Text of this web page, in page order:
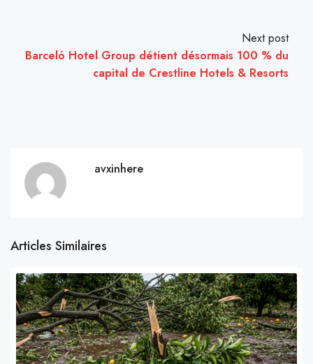
Next post
Barceló Hotel Group détient désormais 100 % du
capital de Crestline Hotels & Resorts
avxinhere
Articles Similaires